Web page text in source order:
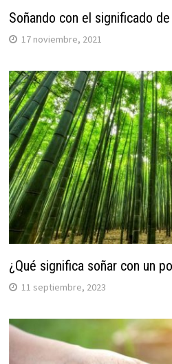
Soñando con el significado
17 noviembre, 2021
¿Qué significa soñar con un
11 septiembre, 2023